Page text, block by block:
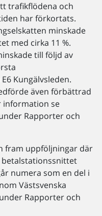
trafikflödena och
har förkortats.
minskade
med cirka 11 %.
till följd av
Kungälvsleden.
även förbättrad
information se
Rapporter och
fram uppföljningar där
numera som en del i
Västsvenska
Rapporter och